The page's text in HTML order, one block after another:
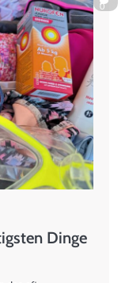
0
Dinge